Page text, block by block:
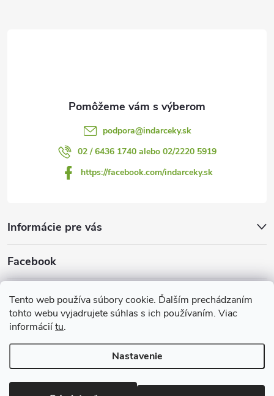
Tento web používa súbory cookie. Ďalším prechádzaním
tohto webu vyjadrujete súhlas s ich používaním. Viac
informáciítu.
Nastavenie
podpora@indarceky.sk
02 / 6436 1740 alebo 02/2220 5919
https://facebook.com/indarceky.sk
Informácie pre vás
Facebook
Prijímame online platby
Copyright 2026Indarčeky.sk. Všetky práva vyhradené.Upraviť
nastavenie cookies